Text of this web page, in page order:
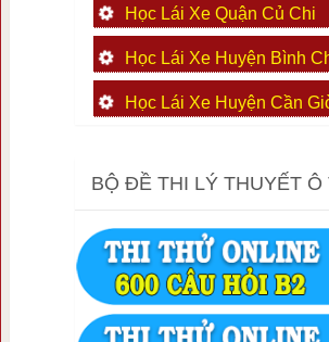
Học Lái Xe Quận Củ Chi
Học Lái Xe Huyện Bình
Học Lái Xe Huyện Cần
BỘ ĐỀ THI LÝ THUYẾT Ô